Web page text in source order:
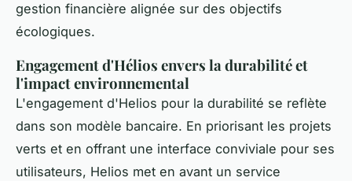
gestion financière alignée sur des objectifs
écologiques.
Engagement d'Hélios envers la durabilité et
l'impact environnemental
L'engagement d'Helios pour la durabilité se reflète
dans son modèle bancaire. En priorisant les projets
verts et en offrant une interface conviviale pour ses
utilisateurs, Helios met en avant un service